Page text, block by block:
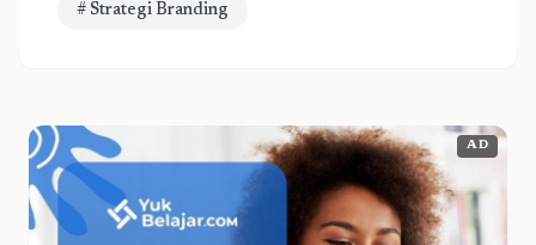
# Strategi Branding
AD